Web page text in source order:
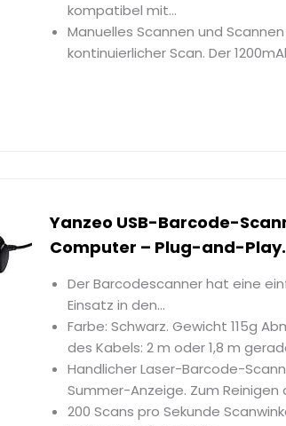
kompatibel mit...
Manuelles Scannen und
kontinuierlicher Scan. Der
Yanzeo USB-Barcode-
Computer – Plug-and-
Der Barcodescanner hat eine
Einsatz in den...
Farbe: Schwarz. Gewicht 115g
des Kabels: 2 m oder 1,8 m
Handlicher Laser-Barcode-
Summer-Anzeige. Zum Reinigen
200 Scans pro Sekunde